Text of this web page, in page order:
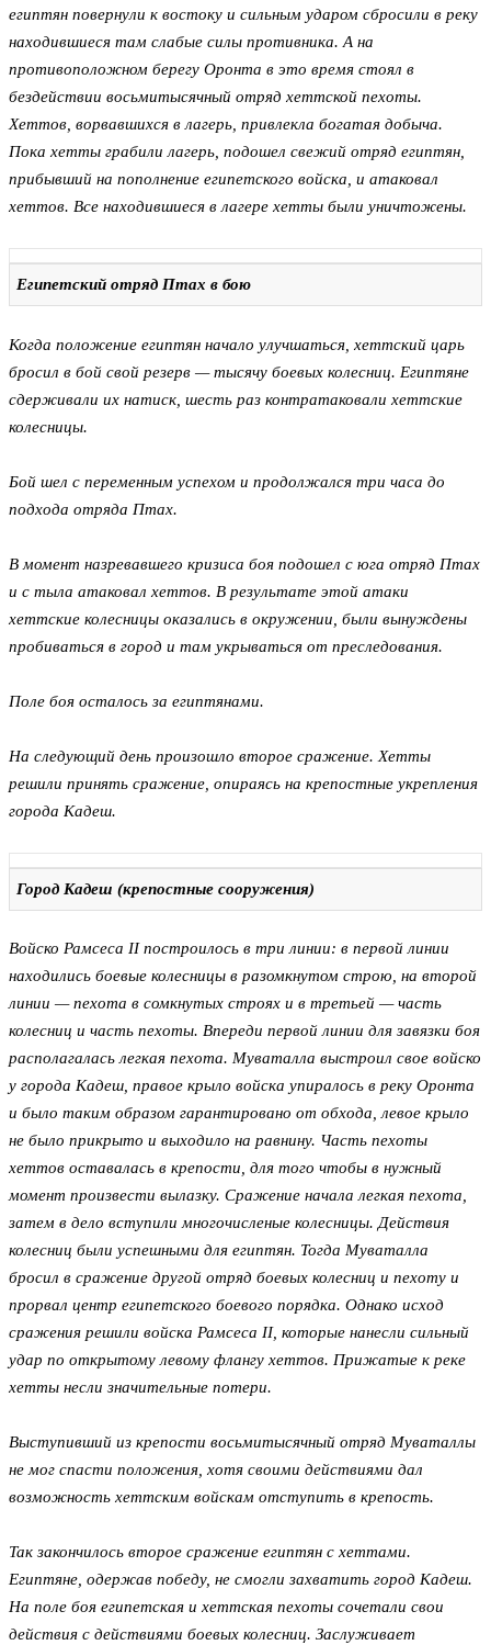
египтян повернули к востоку и сильным ударом сбросили в реку
находившиеся там слабые силы противника. А на
противоположном берегу Оронта в это время стоял в
бездействии восьмитысячный отряд хеттской пехоты.
Хеттов, ворвавшихся в лагерь, привлекла богатая добыча.
Пока хетты грабили лагерь, подошел свежий отряд египтян,
прибывший на пополнение египетского войска, и атаковал
хеттов. Все находившиеся в лагере хетты были уничтожены.
Египетский отряд Птах в бою
Когда положение египтян начало улучшаться, хеттский царь
бросил в бой свой резерв — тысячу боевых колесниц. Египтяне
сдерживали их натиск, шесть раз контратаковали хеттские
колесницы.
Бой шел с переменным успехом и продолжался три часа до
подхода отряда Птах.
В момент назревавшего кризиса боя подошел с юга отряд Птах
и с тыла атаковал хеттов. В результате этой атаки
хеттские колесницы оказались в окружении, были вынуждены
пробиваться в город и там укрываться от преследования.
Поле боя осталось за египтянами.
На следующий день произошло второе сражение. Хетты
решили принять сражение, опираясь на крепостные укрепления
города Кадеш.
Город Кадеш (крепостные сооружения)
Войско Рамсеса II построилось в три линии: в первой линии
находились боевые колесницы в разомкнутом строю, на второй
линии — пехота в сомкнутых строях и в третьей — часть
колесниц и часть пехоты. Впереди первой линии для завязки боя
располагалась легкая пехота. Муваталла выстроил свое войско
у города Кадеш, правое крыло войска упиралось в реку Оронта
и было таким образом гарантировано от обхода, левое крыло
не было прикрыто и выходило на равнину. Часть пехоты
хеттов оставалась в крепости, для того чтобы в нужный
момент произвести вылазку. Сражение начала легкая пехота,
затем в дело вступили многочисленые колесницы. Действия
колесниц были успешными для египтян. Тогда Муваталла
бросил в сражение другой отряд боевых колесниц и пехоту и
прорвал центр египетского боевого порядка. Однако исход
сражения решили войска Рамсеса II, которые нанесли сильный
удар по открытому левому флангу хеттов. Прижатые к реке
хетты несли значительные потери.
Выступивший из крепости восьмитысячный отряд Муваталлы
не мог спасти положения, хотя своими действиями дал
возможность хеттским войскам отступить в крепость.
Так закончилось второе сражение египтян с хеттами.
Египтяне, одержав победу, не смогли захватить город Кадеш.
На поле боя египетская и хеттская пехоты сочетали свои
действия с действиями боевых колесниц. Заслуживает